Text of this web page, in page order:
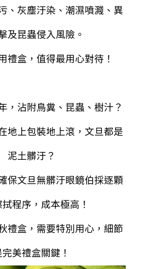
、灰塵汙染、潮濕噴濺、異
及昆蟲侵入風險。
禮盒，值得最用心對待！
，沾附鳥糞、昆蟲、樹汁？
地上包裝地上滾，文旦都是
泥土髒汙？
保文旦無髒汙眼鏡伯採逐顆
程序，成本極高！
禮盒，需要特別用心，細節
完美禮盒關鍵！